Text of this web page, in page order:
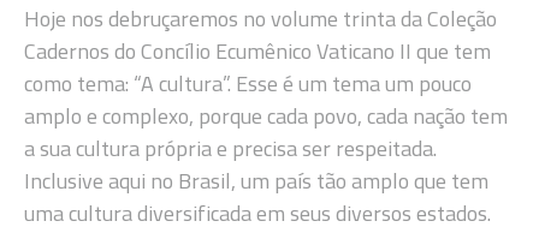
Hoje nos debruçaremos no volume trinta da Coleção
Cadernos do Concílio Ecumênico Vaticano II que tem
como tema: “A cultura”. Esse é um tema um pouco
amplo e complexo, porque cada povo, cada nação tem
a sua cultura própria e precisa ser respeitada.
Inclusive aqui no Brasil, um país tão amplo que tem
uma cultura diversificada em seus diversos estados.